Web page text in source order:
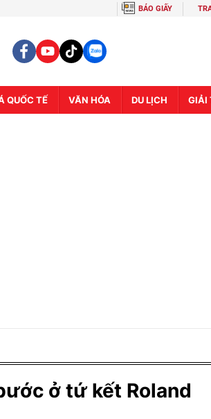
BÁO GIẤY
QUỐC TẾ VĂN HÓA DU LỊCH GIẢI
ở tứ kết Roland